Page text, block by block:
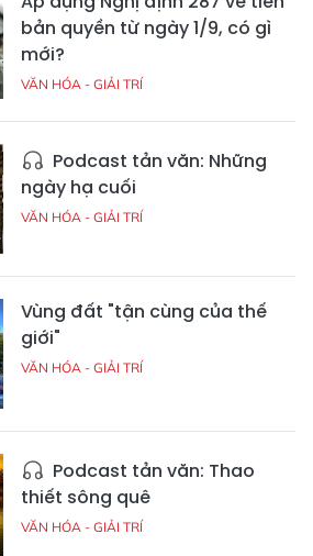
bản quyền từ ngày 1/9, có gì
mới?
VĂN HÓA - GIẢI TRÍ
Podcast tản văn: Những
ngày hạ cuối
VĂN HÓA - GIẢI TRÍ
Vùng đất "tận cùng của thế
giới"
VĂN HÓA - GIẢI TRÍ
Podcast tản văn: Thao
thiết sông quê
VĂN HÓA - GIẢI TRÍ